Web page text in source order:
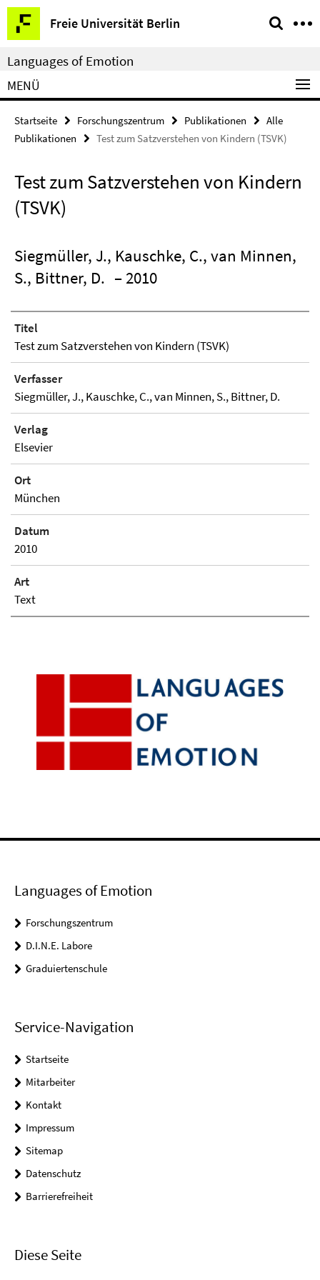
Springe
direkt
zu
Inhalt
Freie Universität Berlin
Service-
Navigation
Languages of Emotion
MENÜ
Startseite Forschungszentrum Publikationen
Alle
Publikationen
Test zum Satzverstehen von Kindern (TSVK)
Test zum Satzverstehen von Kindern
(TSVK)
Siegmüller, J., Kauschke, C., van Minnen,
S., Bittner, D. – 2010
Titel
Test zum Satzverstehen von Kindern (TSVK)
Verfasser
Siegmüller, J., Kauschke, C., van Minnen, S., Bittner, D.
Verlag
Elsevier
Ort
München
Datum
2010
Art
Text
Languages of Emotion
Forschungszentrum
D.I.N.E. Labore
Graduiertenschule
Service-Navigation
Startseite
Mitarbeiter
Kontakt
Impressum
Sitemap
Datenschutz
Barrierefreiheit
Diese Seite